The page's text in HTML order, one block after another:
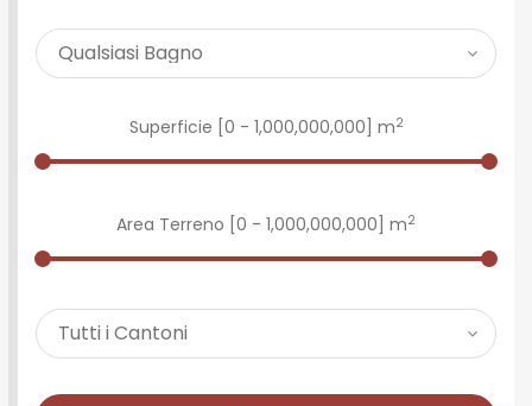
Superficie [ 0 - 1,000,000,000 ] m2
Area Terreno [ 0 - 1,000,000,000 ] m2